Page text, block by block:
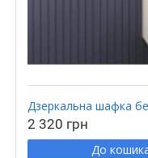
Дзеркальна шафка
2 320 грн
До